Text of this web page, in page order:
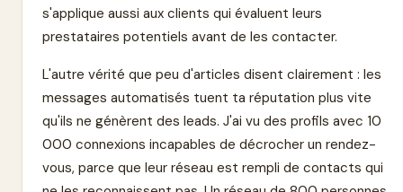
s'applique aussi aux clients qui évaluent leurs
prestataires potentiels avant de les contacter.
L'autre vérité que peu d'articles disent clairement : les
messages automatisés tuent ta réputation plus vite
qu'ils ne génèrent des leads. J'ai vu des profils avec 10
000 connexions incapables de décrocher un rendez-
vous, parce que leur réseau est rempli de contacts qui